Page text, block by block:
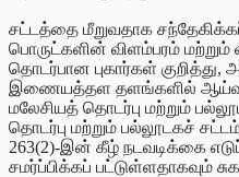
சட்டத்தை மீறுவதாக
பொருட்களின் விளம்பரம்
தொடர்பான புகார்கள் குறித்து,
இணையத்தள தளங்களில் ஆய்வு
மலேசியத் தொடர்பு மற்றும்
தொடர்பு மற்றும் பல்லூடகச் சட்டம்
263(2)-இன் கீழ் நடவடிக்கை
சமர்ப்பிக்கப் பட்டுள்ளதாகவும்